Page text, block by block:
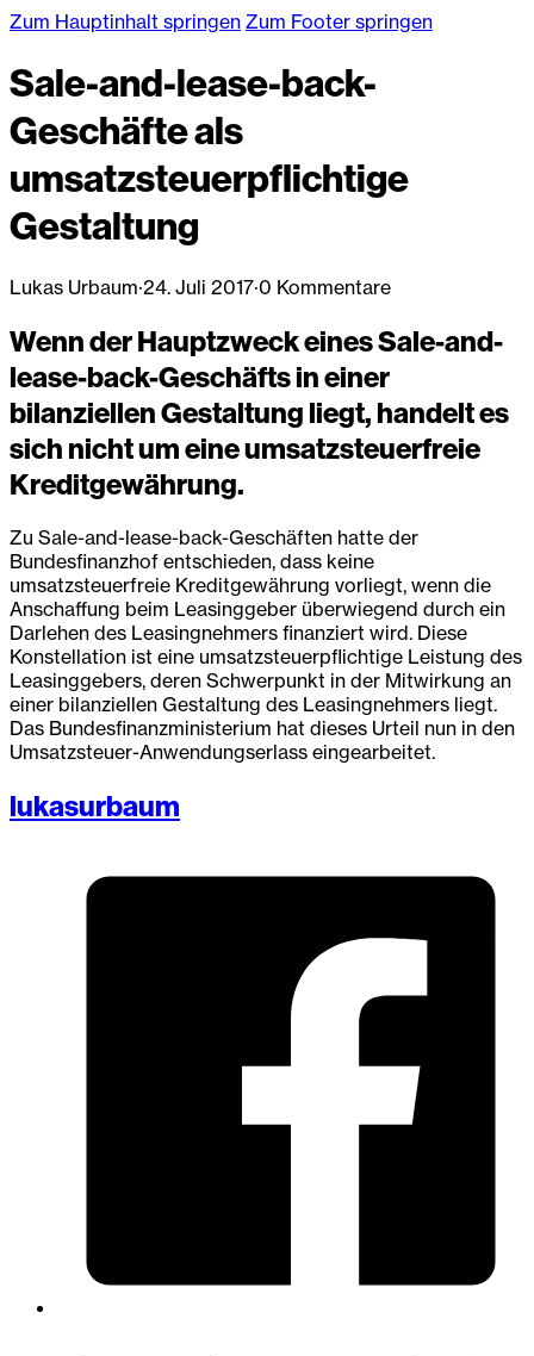
Zum Hauptinhalt springen Zum Footer springen
Sale-and-lease-back-
Geschäfte als
umsatzsteuerpflichtige
Gestaltung
Lukas Urbaum·24. Juli 2017·0 Kommentare
Wenn der Hauptzweck eines Sale-and-
lease-back-Geschäfts in einer
bilanziellen Gestaltung liegt, handelt es
sich nicht um eine umsatzsteuerfreie
Kreditgewährung.
Zu Sale-and-lease-back-Geschäften hatte der
Bundesfinanzhof entschieden, dass keine
umsatzsteuerfreie Kreditgewährung vorliegt, wenn die
Anschaffung beim Leasinggeber überwiegend durch ein
Darlehen des Leasingnehmers finanziert wird. Diese
Konstellation ist eine umsatzsteuerpflichtige Leistung des
Leasinggebers, deren Schwerpunkt in der Mitwirkung an
einer bilanziellen Gestaltung des Leasingnehmers liegt.
Das Bundesfinanzministerium hat dieses Urteil nun in den
Umsatzsteuer-Anwendungserlass eingearbeitet.
lukasurbaum